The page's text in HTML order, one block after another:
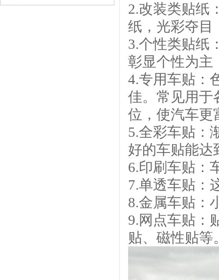
2.改装类贴纸
纸，光彩夺目
3.个性类贴纸
彰显个性为主
4.专用车贴：
佳。常见用于
位，使汽车更
5.全彩车贴：
好的车贴能达
6.印刷车贴：
7.单透车贴：
8.金属车贴：
9.网点车贴：
贴、磁性贴等